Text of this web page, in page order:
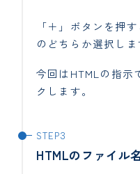
「＋」ボタンを押
のどちらか選択しま
今回はHTMLの指示
クします。
HTMLのファイル